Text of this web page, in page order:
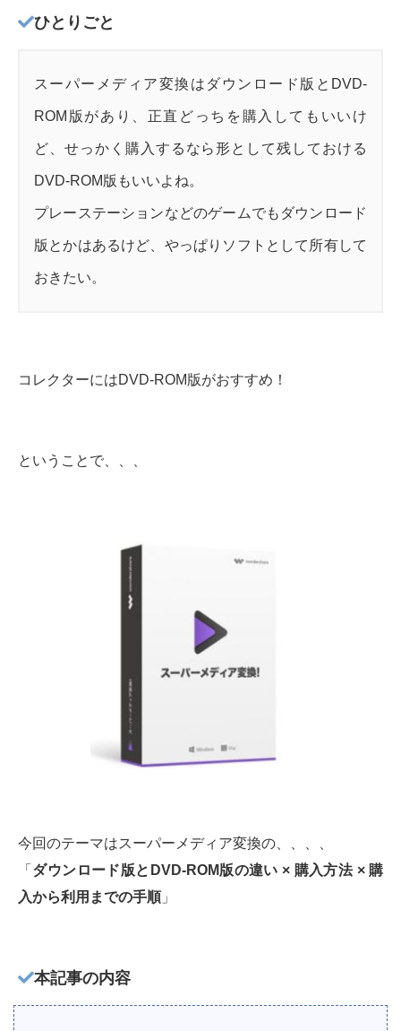
ひとりごと
スーパーメディア変換はダウンロード版とDVD-
ROM版があり、正直どっちを購入してもいいけ
ど、せっかく購入するなら形として残しておける
DVD-ROM版もいいよね。
プレーステーションなどのゲームでもダウンロード
版とかはあるけど、やっぱりソフトとして所有して
おきたい。
コレクターにはDVD-ROM版がおすすめ！
ということで、、、
今回のテーマはスーパーメディア変換の、、、、
「 ダウンロード版とDVD-ROM版の違い × 購入方法 × 購
入から利用までの手順」
本記事の内容